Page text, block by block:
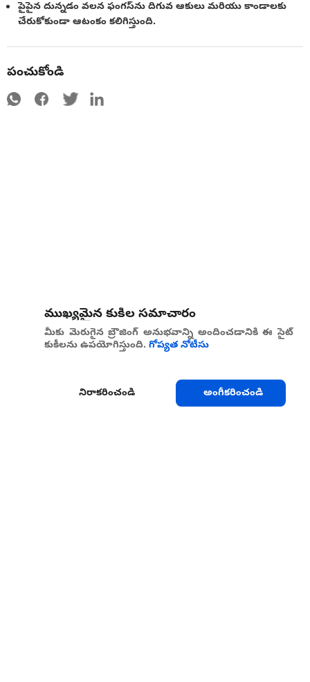
పైపైన దున్నడం వలన ఫంగస్‌ను దిగువ ఆకులు మరియు కాండాలకు
చేరుకోకుండా ఆటంకం కలిగిస్తుంది.
పంచుకోండి
ముఖ్యమైన కుకీల సమాచారం
మీకు మెరుగైన బ్రౌజింగ్ అనుభవాన్ని అందించడానికి ఈ సైట్
కుకీలను ఉపయోగిస్తుంది. గోప్యత నోటీసు
నిరాకరించండి అంగీకరించండి